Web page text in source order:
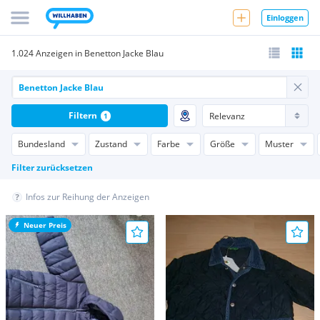
Einloggen
1.024 Anzeigen in Benetton Jacke Blau
Bundesland Zustand Farbe Größe
Muster
Filter zurücksetzen
Filtern 1
Infos zur Reihung der Anzeigen
Neuer Preis